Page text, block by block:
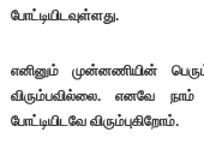
போட்டியிடவுள்ளது.
எனினும் முன்னணியின்
விரும்பவில்லை. எனவே
போட்டியிடவே விரும்புகிறோம்.